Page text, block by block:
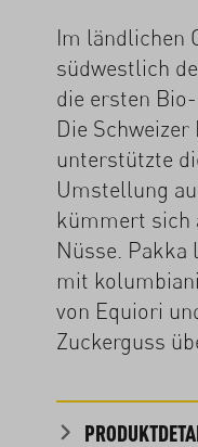
Im ländlichen
südwestlich
die ersten
Die
unterstützte
Umstellung
kümmert sich
Nüsse. Pakka
mit
von Equiori
Zuckerguss